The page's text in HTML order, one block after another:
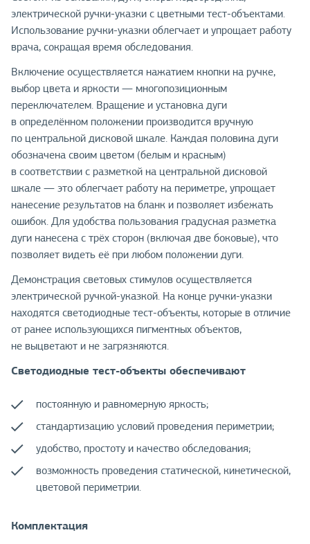
электрической ручки-указки с цветными тест-объектами.
Использование ручки-указки облегчает и упрощает работу
врача, сокращая время обследования.
Включение осуществляется нажатием кнопки на ручке,
выбор цвета и яркости — многопозиционным
переключателем. Вращение и установка дуги
в определённом положении производится вручную
по центральной дисковой шкале. Каждая половина дуги
обозначена своим цветом (белым и красным)
в соответствии с разметкой на центральной дисковой
шкале — это облегчает работу на периметре, упрощает
нанесение результатов на бланк и позволяет избежать
ошибок. Для удобства пользования градусная разметка
дуги нанесена с трёх сторон (включая две боковые), что
позволяет видеть её при любом положении дуги.
Демонстрация световых стимулов осуществляется
электрической ручкой-указкой. На конце ручки-указки
находятся светодиодные тест-объекты, которые в отличие
от ранее использующихся пигментных объектов,
не выцветают и не загрязняются.
Светодиодные тест-объекты обеспечивают
постоянную и равномерную яркость;
стандартизацию условий проведения периметрии;
удобство, простоту и качество обследования;
возможность проведения статической, кинетической,
цветовой периметрии.
Комплектация